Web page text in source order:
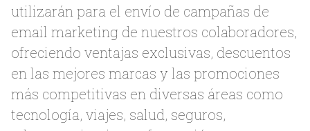
utilizarán para el envío de campañas de
email marketing de nuestros colaboradores,
ofreciendo ventajas exclusivas, descuentos
en las mejores marcas y las promociones
más competitivas en diversas áreas como
tecnología, viajes, salud, seguros,